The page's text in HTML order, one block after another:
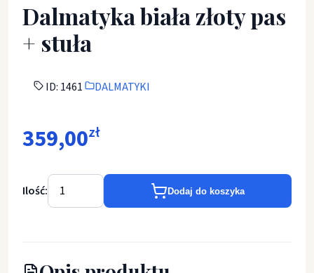
Dalmatyka biała złoty pas
+ stuła
ID: 1461 DALMATYKI
359,00zł
Ilość: Dodaj do koszyka